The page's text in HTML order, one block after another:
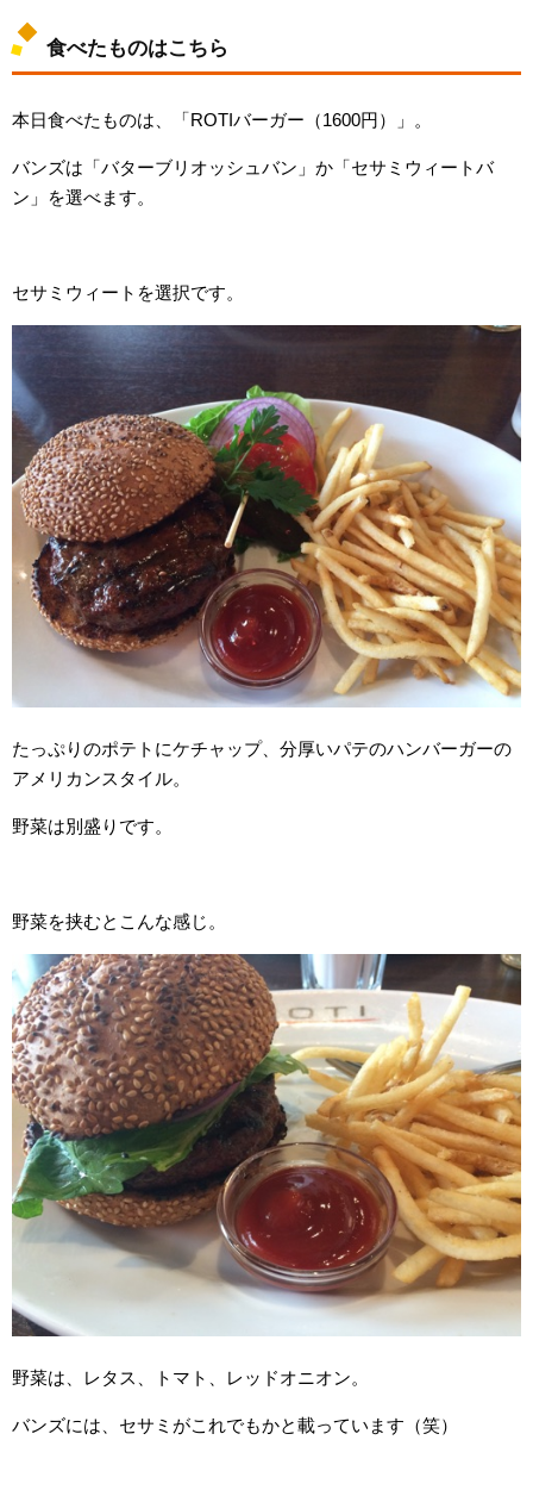
食べたものはこちら
本日食べたものは、「ROTIバーガー（1600円）」。
バンズは「バターブリオッシュバン」か「セサミウィートバ
ン」を選べます。
セサミウィートを選択です。
たっぷりのポテトにケチャップ、分厚いパテのハンバーガーの
アメリカンスタイル。
野菜は別盛りです。
野菜を挟むとこんな感じ。
野菜は、レタス、トマト、レッドオニオン。
バンズには、セサミがこれでもかと載っています（笑）